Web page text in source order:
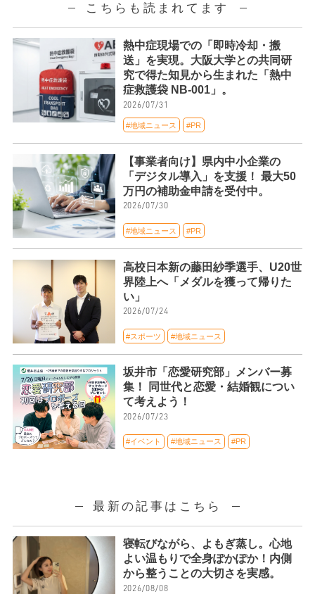
こちらも読まれてます
熱中症現場での「即時冷却・搬
送」を実現。大阪大学との共同研
究で得た知見から生まれた「熱中
症救護袋 NB-001」。
2026/07/31
#地域ニュース #PR
【事業者向け】県内中小企業の
「デジタル導入」を支援！ 最大50
万円の補助金申請を受付中。
2026/07/30
#地域ニュース #PR
高校日本新の藤田紗季選手、U20世
界陸上へ「メダルを獲って帰りた
い」
2026/07/24
#スポーツ #地域ニュース
坂井市「恋愛研究部」メンバー募
集！ 同世代と恋愛・結婚観につい
て考えよう！
2026/07/23
#イベント #地域ニュース #PR
最新の記事はこちら
寝転びながら、よもぎ蒸し。心地
よい温もりで全身ぽかぽか！内側
から整うことの大切さを実感。
2026/08/08